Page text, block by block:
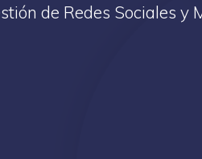
de Redes Sociales y